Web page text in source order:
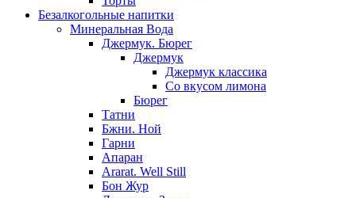
Безалкогольные напитки
Минеральная Вода
Джермук. Бюрег
Джермук
Джермук классика
Со вкусом лимона
Бюрег
Татни
Бжни. Ной
Гарни
Апаран
Ararat. Well Still
Бон Жур